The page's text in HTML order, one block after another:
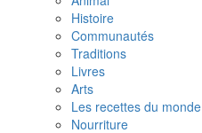
Histoire
Communautés
Traditions
Livres
Arts
Les recettes du monde
Nourriture